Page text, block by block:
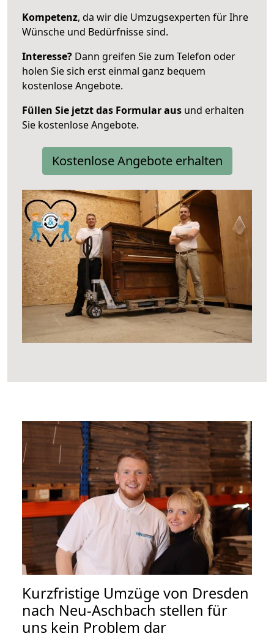
Kompetenz, da wir die Umzugsexperten für Ihre
Wünsche und Bedürfnisse sind.
Interesse? Dann greifen Sie zum Telefon oder
holen Sie sich erst einmal ganz bequem
kostenlose Angebote.
Füllen Sie jetzt das Formular aus und erhalten
Sie kostenlose Angebote.
Kostenlose Angebote erhalten
Kurzfristige Umzüge von Dresden
nach Neu-Aschbach stellen für
uns kein Problem dar